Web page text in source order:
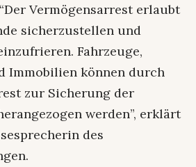
Vermögensarrest erlaubt
sicherzustellen und
Fahrzeuge,
Immobilien können durch
zur Sicherung der
werden”, erklärt
des